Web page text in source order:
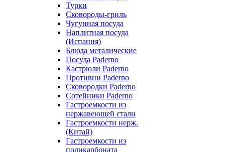
Турки
Сковороды-гриль
Чугунная посуда
Наплитная посуда
(Испания)
Блюда металические
Посуда Paderno
Кастрюли Paderno
Противни Paderno
Сковородки Paderno
Сотейники Paderno
Гастроемкости из
нержавеющей стали
Гастроемкости нерж.
(Китай)
Гастроемкости из
поликарбоната